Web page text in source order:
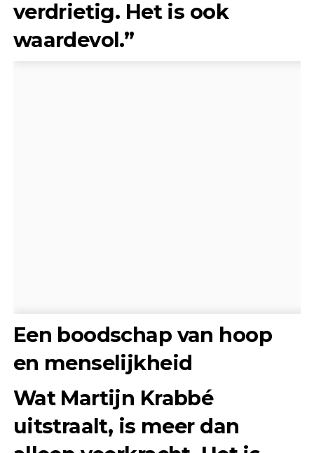
verdrietig. Het is ook
waardevol.”
Een boodschap van hoop
en menselijkheid
Wat Martijn Krabbé
uitstraalt, is meer dan